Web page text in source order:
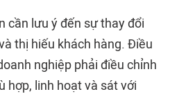
cần lưu ý đến sự thay đổi
thị hiếu khách hàng. Điều
nghiệp phải điều chỉnh
hợp, linh hoạt và sát với